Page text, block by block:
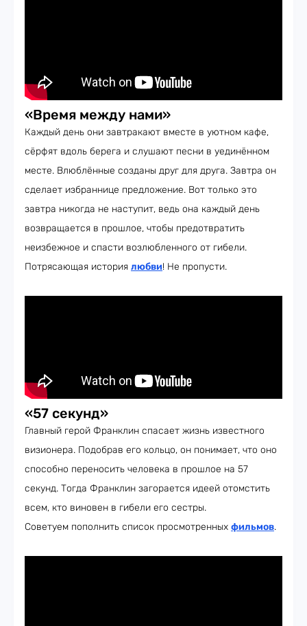
«Время между нами»
Каждый день они завтракают вместе в уютном кафе,
сёрфят вдоль берега и слушают песни в уединённом
месте. Влюблённые созданы друг для друга. Завтра он
сделает избраннице предложение. Вот только это
завтра никогда не наступит, ведь она каждый день
возвращается в прошлое, чтобы предотвратить
неизбежное и спасти возлюбленного от гибели.
Потрясающая история любви! Не пропусти.
«57 секунд»
Главный герой Франклин спасает жизнь известного
визионера. Подобрав его кольцо, он понимает, что оно
способно переносить человека в прошлое на 57
секунд. Тогда Франклин загорается идеей отомстить
всем, кто виновен в гибели его сестры.
Советуем пополнить список просмотренных фильмов.